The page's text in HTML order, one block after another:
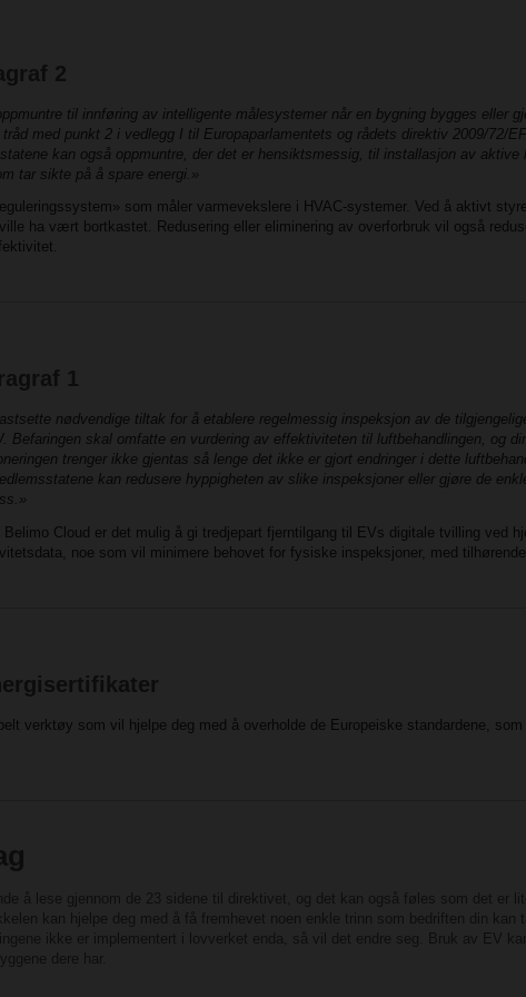
2
til innføring av intelligente målesystemer når en bygning bygges eller
tråd med punkt 2 i vedlegg I til Europaparlamentets og rådets direktiv 2009/72/
kan også oppmuntre, der det er hensiktsmessig, til installasjon av
tar sikte på å spare energi.»
som måler varmevekslere i HVAC-systemer. Ved å aktivt
ha vært bortkastet. Redusering eller eliminering av overforbruk vil også
1
nødvendige tiltak for å etablere regelmessig inspeksjon av de
Befaringen skal omfatte en vurdering av effektiviteten til luftbehandlingen, og
trenger ikke gjentas så lenge det ikke er gjort endringer i dette
kan redusere hyppigheten av slike inspeksjoner eller gjøre de
Cloud er det mulig å gi tredjepart fjerntilgang til EVs digitale tvilling ved
noe som vil minimere behovet for fysiske inspeksjoner, med
verktøy som vil hjelpe deg med å overholde de Europeiske standardene,
å lese gjennom de 23 sidene til direktivet, og det kan også føles som det er
kan hjelpe deg med å få fremhevet noen enkle trinn som bedriften din
ikke er implementert i lovverket enda, så vil det endre seg. Bruk av EV
dere har.